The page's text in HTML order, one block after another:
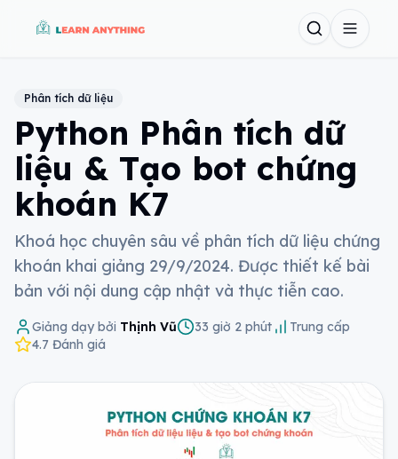
Trang chủ Mở
Phân tích dữ liệu
Python Phân tích dữ
liệu & Tạo bot chứng
khoán K7
Khoá học chuyên sâu về phân tích dữ liệu chứng
khoán khai giảng 29/9/2024. Được thiết kế bài
bản với nội dung cập nhật và thực tiễn cao.
Giảng dạy bởi Thịnh Vũ 33 giờ 2 phút
Trung cấp
4.7 Đánh giá